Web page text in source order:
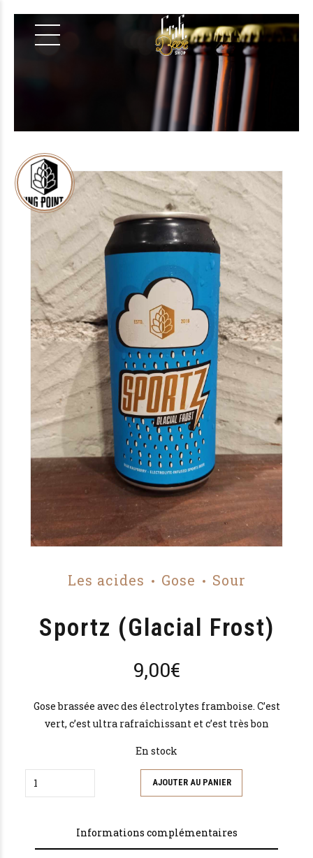
Les acides Gose Sour
Sportz (Glacial Frost)
9,00€
Gose brassée avec des électrolytes framboise. C’est
vert, c’est ultra rafraîchissant et c’est très bon
En stock
AJOUTER AU PANIER
Informations complémentaires